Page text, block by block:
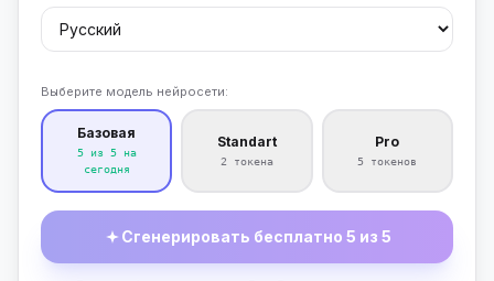
Выберите модель нейросети:
Базовая
5 из 5 на
сегодня
Standart
2 токена
Pro
5 токенов
Сгенерировать бесплатно 5 из 5